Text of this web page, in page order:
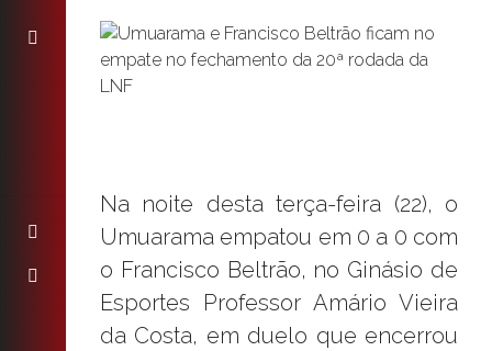
Na noite desta terça-feira (22), o
Umuarama empatou em 0 a 0 com
o Francisco Beltrão, no Ginásio de
Esportes Professor Amário Vieira
da Costa, em duelo que encerrou